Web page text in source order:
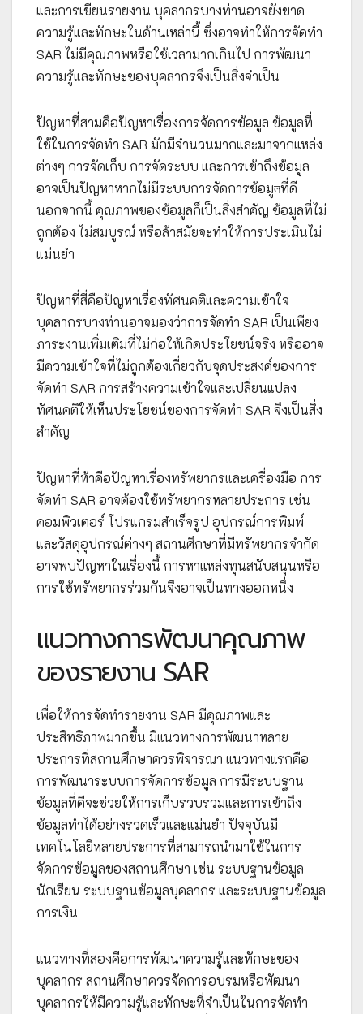
และการเขียนรายงาน บุคลากรบางท่านอาจยังขาด
ความรู้และทักษะในด้านเหล่านี้ ซึ่งอาจทำให้การจัดทำ
SAR ไม่มีคุณภาพหรือใช้เวลามากเกินไป การพัฒนา
ความรู้และทักษะของบุคลากรจึงเป็นสิ่งจำเป็น
ปัญหาที่สามคือปัญหาเรื่องการจัดการข้อมูล ข้อมูลที่
ใช้ในการจัดทำ SAR มักมีจำนวนมากและมาจากแหล่ง
ต่างๆ การจัดเก็บ การจัดระบบ และการเข้าถึงข้อมูล
อาจเป็นปัญหาหากไม่มีระบบการจัดการข้อมูলที่ดี
นอกจากนี้ คุณภาพของข้อมูลก็เป็นสิ่งสำคัญ ข้อมูลที่ไม่
ถูกต้อง ไม่สมบูรณ์ หรือล้าสมัยจะทำให้การประเมินไม่
แม่นยำ
ปัญหาที่สี่คือปัญหาเรื่องทัศนคติและความเข้าใจ
บุคลากรบางท่านอาจมองว่าการจัดทำ SAR เป็นเพียง
ภาระงานเพิ่มเติมที่ไม่ก่อให้เกิดประโยชน์จริง หรืออาจ
มีความเข้าใจที่ไม่ถูกต้องเกี่ยวกับจุดประสงค์ของการ
จัดทำ SAR การสร้างความเข้าใจและเปลี่ยนแปลง
ทัศนคติให้เห็นประโยชน์ของการจัดทำ SAR จึงเป็นสิ่ง
สำคัญ
ปัญหาที่ห้าคือปัญหาเรื่องทรัพยากรและเครื่องมือ การ
จัดทำ SAR อาจต้องใช้ทรัพยากรหลายประการ เช่น
คอมพิวเตอร์ โปรแกรมสำเร็จรูป อุปกรณ์การพิมพ์
และวัสดุอุปกรณ์ต่างๆ สถานศึกษาที่มีทรัพยากรจำกัด
อาจพบปัญหาในเรื่องนี้ การหาแหล่งทุนสนับสนุนหรือ
การใช้ทรัพยากรร่วมกันจึงอาจเป็นทางออกหนึ่ง
แนวทางการพัฒนาคุณภาพ
ของรายงาน SAR
เพื่อให้การจัดทำรายงาน SAR มีคุณภาพและ
ประสิทธิภาพมากขึ้น มีแนวทางการพัฒนาหลาย
ประการที่สถานศึกษาควรพิจารณา แนวทางแรกคือ
การพัฒนาระบบการจัดการข้อมูล การมีระบบฐาน
ข้อมูลที่ดีจะช่วยให้การเก็บรวบรวมและการเข้าถึง
ข้อมูลทำได้อย่างรวดเร็วและแม่นยำ ปัจจุบันมี
เทคโนโลยีหลายประการที่สามารถนำมาใช้ในการ
จัดการข้อมูลของสถานศึกษา เช่น ระบบฐานข้อมูล
นักเรียน ระบบฐานข้อมูลบุคลากร และระบบฐานข้อมูล
การเงิน
แนวทางที่สองคือการพัฒนาความรู้และทักษะของ
บุคลากร สถานศึกษาควรจัดการอบรมหรือพัฒนา
บุคลากรให้มีความรู้และทักษะที่จำเป็นในการจัดทำ